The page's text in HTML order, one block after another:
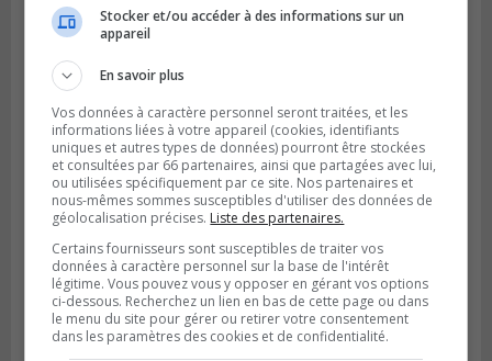
Publié le 6 août 2026 à 05h39
La grenade du camping du lac Cristal était
inoffensive
Stocker et/ou accéder à des informations sur un
appareil
En savoir plus
Vos données à caractère personnel seront traitées, et les
informations liées à votre appareil (cookies, identifiants
uniques et autres types de données) pourront être stockées
et consultées par 66 partenaires, ainsi que partagées avec lui,
ou utilisées spécifiquement par ce site. Nos partenaires et
nous-mêmes sommes susceptibles d'utiliser des données de
géolocalisation précises. Liste des partenaires.
Certains fournisseurs sont susceptibles de traiter vos
données à caractère personnel sur la base de l'intérêt
légitime. Vous pouvez vous y opposer en gérant vos options
ci-dessous. Recherchez un lien en bas de cette page ou dans
le menu du site pour gérer ou retirer votre consentement
dans les paramètres des cookies et de confidentialité.